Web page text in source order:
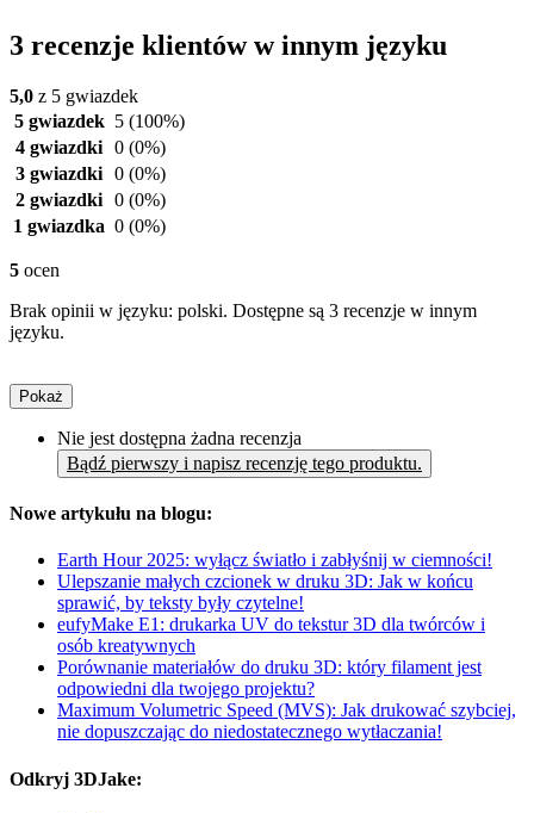
3 recenzje klientów w innym języku
5,0 z 5 gwiazdek
5 gwiazdek 5 (100%)
4 gwiazdki 0 (0%)
3 gwiazdki 0 (0%)
2 gwiazdki 0 (0%)
1 gwiazdka 0 (0%)
5 ocen
Brak opinii w języku: polski. Dostępne są 3 recenzje w innym
języku.
Pokaż
Nie jest dostępna żadna recenzja
Bądź pierwszy i napisz recenzję tego produktu.
Nowe artykułu na blogu:
Earth Hour 2025: wyłącz światło i zabłyśnij w ciemności!
Ulepszanie małych czcionek w druku 3D: Jak w końcu
sprawić, by teksty były czytelne!
eufyMake E1: drukarka UV do tekstur 3D dla twórców i
osób kreatywnych
Porównanie materiałów do druku 3D: który filament jest
odpowiedni dla twojego projektu?
Maximum Volumetric Speed (MVS): Jak drukować szybciej,
nie dopuszczając do niedostatecznego wytłaczania!
Odkryj 3DJake: